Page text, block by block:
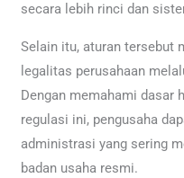
secara lebih rinci dan
Selain itu, aturan tersebut
legalitas perusahaan
Dengan memahami dasar
regulasi ini, pengusaha
administrasi yang sering
badan usaha resmi.